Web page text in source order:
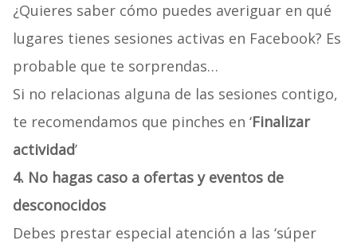
¿Quieres saber cómo puedes averiguar en qué
lugares tienes sesiones activas en Facebook? Es
probable que te sorprendas…
Si no relacionas alguna de las sesiones contigo,
te recomendamos que pinches en ‘Finalizar
actividad’
4. No hagas caso a ofertas y eventos de
desconocidos
Debes prestar especial atención a las ‘súper